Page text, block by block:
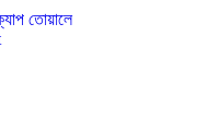
তোয়ালে